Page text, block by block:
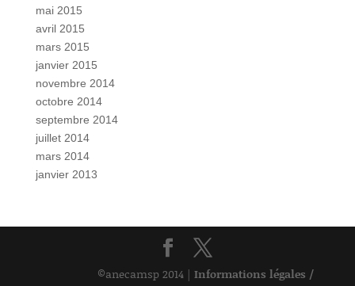
mai 2015
avril 2015
mars 2015
janvier 2015
novembre 2014
octobre 2014
septembre 2014
juillet 2014
mars 2014
janvier 2013
©anecamsp 2014 |Informations légales /